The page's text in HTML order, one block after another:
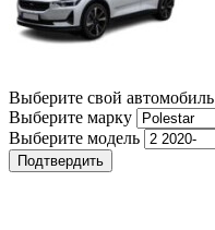
Выберите свой автомобиль
Выберите марку
Выберите модель
Подтвердить